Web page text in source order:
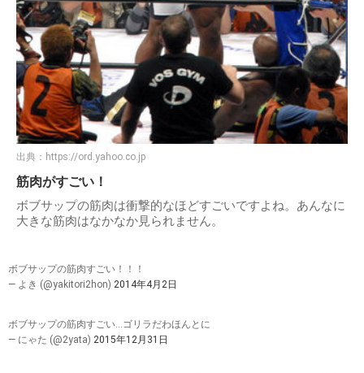
出典： https://ord.yahoo.co.jp
筋肉がすごい！
ボブサップの筋肉は衝撃的なほどすごいですよね。あんなに
大きな筋肉はなかなか見られません。
ボブサップの筋肉すごい！！！
— よき (@yakitori2hon) 2014年4月2日
ボブサップの筋肉すごい…ゴリラだわほんとに
— にゃた (@2yata) 2015年12月31日